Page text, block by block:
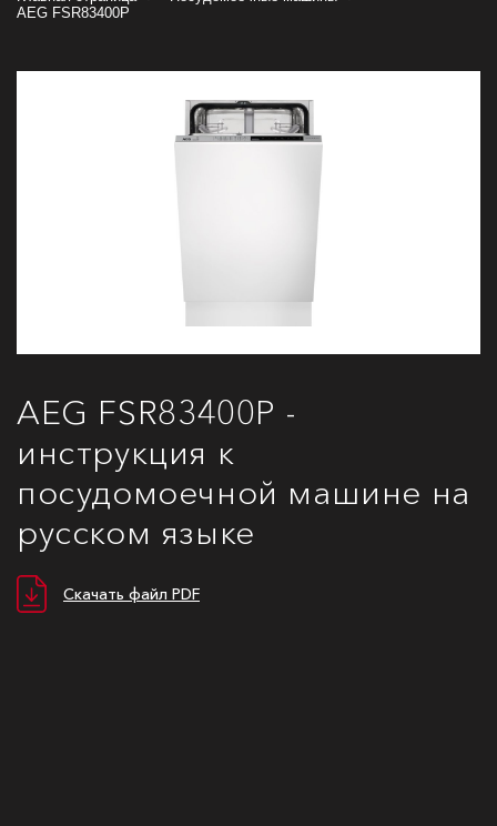
AEG FSR83400P
AEG FSR83400P -
инструкция к
посудомоечной машине на
русском языке
Скачать файл PDF